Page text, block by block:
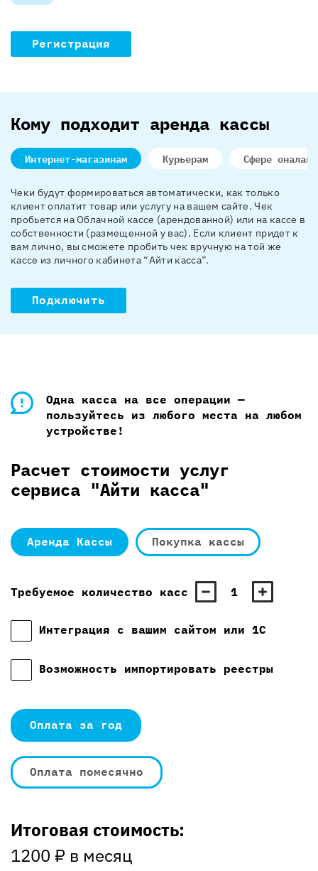
Регистрация
Кому подходит аренда кассы
Интернет-магазинам Курьерам Сфере
Чеки будут формироваться автоматически, как только
клиент оплатит товар или услугу на вашем сайте. Чек
пробьется на Облачной кассе (арендованной) или на кассе в
собственности (размещенной у вас). Если клиент придет к
вам лично, вы сможете пробить чек вручную на той же
кассе из личного кабинета “Айти касса”.
Подключить
Одна касса на все операции —
пользуйтесь из любого места на любом
устройстве!
Расчет стоимости услуг
сервиса "Айти касса"
Аренда Кассы Покупка кассы
Требуемое количество касс 1
Интеграция с вашим сайтом или 1С
Возможность импортировать реестры
Оплата за год
Оплата помесячно
Итоговая стоимость:
1200 ₽ в месяц